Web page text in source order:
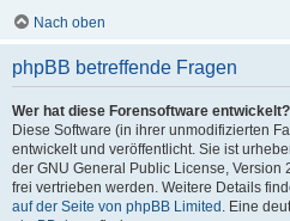
Nach oben
phpBB betreffende Fragen
Wer hat diese Forensoftware entwickelt?
Diese Software (in ihrer unmodifizierten
entwickelt und veröffentlicht. Sie ist
der GNU General Public License, Version
frei vertrieben werden. Weitere Details
auf der Seite von phpBB Limited . Eine